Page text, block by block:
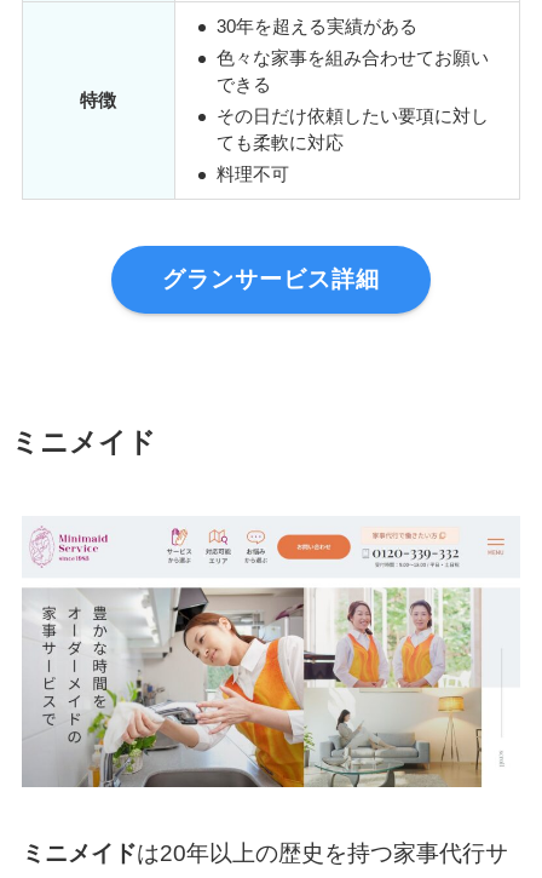
特徴
30年を超える実績がある
色々な家事を組み合わせてお願い
できる
その日だけ依頼したい要項に対し
ても柔軟に対応
料理不可
グランサービス詳細
ミニメイド
ミニメイドは20年以上の歴史を持つ家事代行サ